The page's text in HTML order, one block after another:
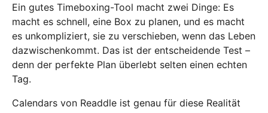
Ein gutes Timeboxing-Tool macht zwei Dinge: Es
macht es schnell, eine Box zu planen, und es macht
es unkompliziert, sie zu verschieben, wenn das Leben
dazwischenkommt. Das ist der entscheidende Test –
denn der perfekte Plan überlebt selten einen echten
Tag.
Calendars von Readdle ist genau für diese Realität